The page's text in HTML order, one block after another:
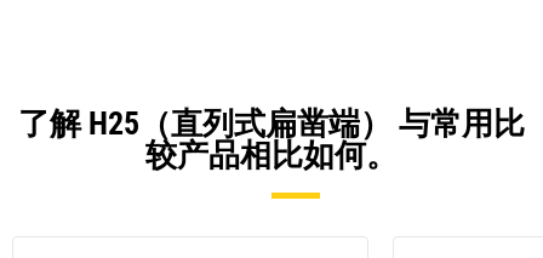
了解 H25（直列式扁凿端） 与常用比
较产品相比如何。